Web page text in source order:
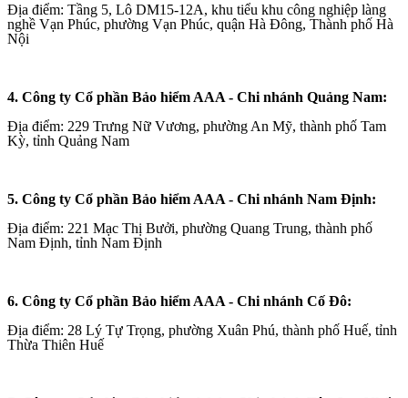
Địa điểm: Tầng 5, Lô DM15-12A, khu tiểu khu công nghiệp làng
nghề Vạn Phúc, phường Vạn Phúc, quận Hà Đông, Thành phố Hà
Nội
4. Công ty Cổ phần Bảo hiểm AAA - Chi nhánh Quảng Nam:
Địa điểm: 229 Trưng Nữ Vương, phường An Mỹ, thành phố Tam
Kỳ, tỉnh Quảng Nam
5. Công ty Cổ phần Bảo hiểm AAA - Chi nhánh Nam Định:
Địa điểm: 221 Mạc Thị Bưởi, phường Quang Trung, thành phố
Nam Định, tỉnh Nam Định
6. Công ty Cổ phần Bảo hiểm AAA - Chi nhánh Cố Đô:
Địa điểm: 28 Lý Tự Trọng, phường Xuân Phú, thành phố Huế, tỉnh
Thừa Thiên Huế